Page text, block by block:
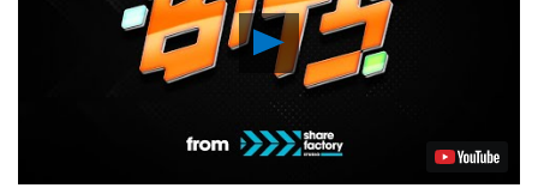
Reproduzir
Vídeo